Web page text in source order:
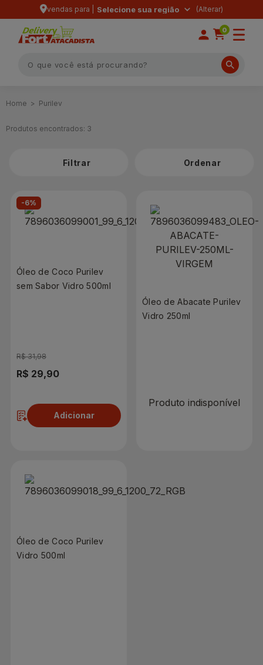
vendas para | Selecione sua região
0
Purilev
Produtos encontrados: 3
Filtrar
-6%
Óleo de Coco Purilev
sem Sabor Vidro 500ml
R$ 31,98
R$ 29,90
Adicionar
Óleo de Abacate Purilev
Vidro 250ml
Produto indisponível
Óleo de Coco Purilev
Vidro 500ml